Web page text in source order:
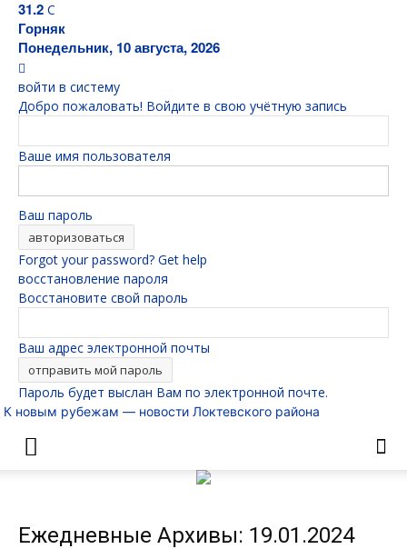
31.2 C
Горняк
Понедельник, 10 августа, 2026
войти в систему
Добро пожаловать! Войдите в свою учётную запись
Ваше имя пользователя
Ваш пароль
Forgot your password? Get help
восстановление пароля
Восстановите свой пароль
Ваш адрес электронной почты
Пароль будет выслан Вам по электронной почте.
К новым рубежам — новости Локтевского района
Ежедневные Архивы: 19.01.2024